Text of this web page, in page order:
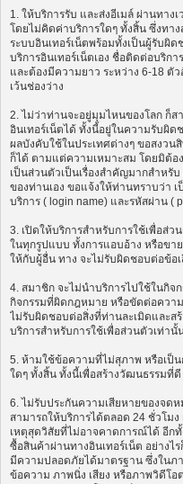
1. ให้บริการรับ และส่งอีเมล์ ผ่านทา
โดยไม่คิดค่าบริการใดๆ ทั้งสิ้น ซึ่งทา
ระบบอินเทอร์เน็ตพร้อมทั้งเป็นผู้รับผิ
บริการอินเทอร์เน็ตเอง ชื่อติดต่อบริก
และต้องมีความยาว ระหว่าง 6-18 ตั
เว้นช่องว่าง
2. ไม่ว่าท่านจะอยู่มุมไหนของโลก ก็ส
อินเทอร์เน็ตได้ ทั้งนี้อยู่ในความรับผิ
ผลบังคับใช้ในประเทศต่างๆ ขอสงวน
ก็ได้ ตามแต่ความเหมาะสม โดยมิต้
เป็นส่วนตัวเป็นเรื่องสำคัญมากสำหรั
ของท่านเอง ขอแจ้งให้ท่านทราบว่า
บริการ ( login name) และรหัสผ่าน (
3. เปิดให้บริการสำหรับการใช้เพื่อส่ว
ในทุกรูปแบบ ทั้งการแอบอ้าง หรือขา
ให้กับผู้อื่น ทาง จะไม่รับผิดชอบต่อข้อ
4. สมาชิก จะไม่นำบริการไปใช้ในกิจ
กิจกรรมที่ผิดกฎหมาย หรือขัดต่อควา
ไม่รับผิดชอบต่อสิ่งที่ท่านละเมิดและส
บริการสำหรับการใช้เพื่อส่วนตัวเท่านั้
5. ห้ามใช้ข้อความที่ไม่สุภาพ หรือเป็
ใดๆ ทั้งสิ้น ทั้งนี้เพื่อสร้างวัฒนธรรมที่ดี
6. ไม่รับประกันความเสียหายของจด
สามารถให้บริการได้ตลอด 24 ชั่วโมง
เหตุสุดวิสัยที่ไม่อาจคาดการณ์ได้ อีกทั้
ซื้อสินค้าผ่านทางอินเทอร์เน็ต อย่างไ
มีความปลอดภัยได้มาตรฐาน ซึ่งในภ
ข้อความ ภาพนิ่ง เสียง หรือภาพวิดีโ